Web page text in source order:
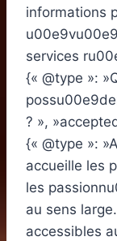
informations
services
{« @type »:
? »,
{« @type »:
accueille les
les
au sens
accessibles